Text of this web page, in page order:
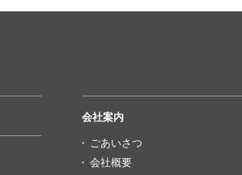
会社案内
ごあいさつ
会社概要